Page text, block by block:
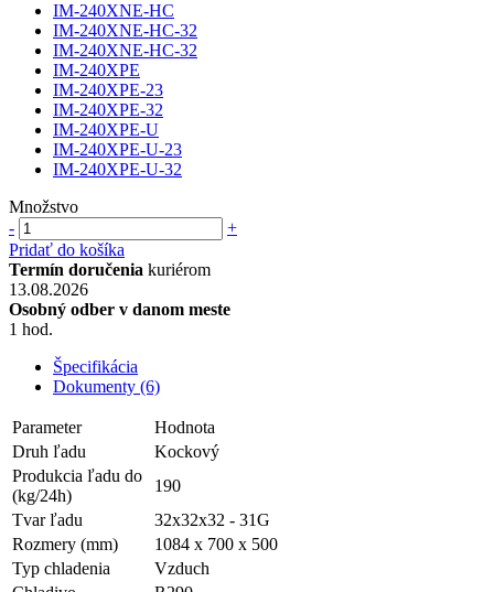
IM-240XNE-HC
IM-240XNE-HC-32
IM-240XNE-HC-32
IM-240XPE
IM-240XPE-23
IM-240XPE-32
IM-240XPE-U
IM-240XPE-U-23
IM-240XPE-U-32
Množstvo
-
+
Pridať do košíka
Termín doručenia kuriérom
13.08.2026
Osobný odber v danom meste
1 hod.
Špecifikácia
Dokumenty (6)
Parameter
Hodnota
Druh ľadu
Kockový
Produkcia ľadu do
(kg/24h)
190
Tvar ľadu
32x32x32 - 31G
Rozmery (mm)
1084 x 700 x 500
Typ chladenia
Vzduch